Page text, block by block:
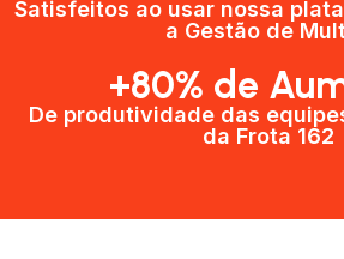
Satisfeitos ao usar nossa
a Gestão de
+80% de
De produtividade das
da Frota 162​